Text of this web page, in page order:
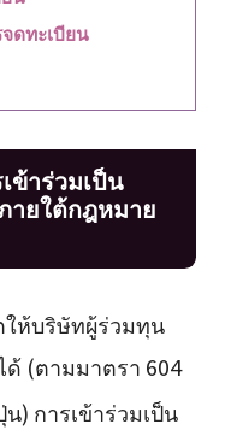
ดทะเบียน
ข้าร่วมเป็น
ายใต้กฎหมาย
ห้บริษัทผู้ร่วมทุน
(ตามมาตรา 604
น) การเข้าร่วมเป็น